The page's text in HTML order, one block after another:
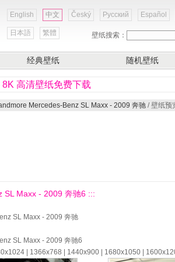
English 中文 Český Русский Español
日本語 繁體 壁纸搜索：
经典壁纸 随机壁纸
高清壁纸免费下载
Mercedes-Benz SL Maxx - 2009 奔驰 / 壁纸预
SL Maxx - 2009 奔驰6 :::
SL Maxx - 2009 奔驰
SL Maxx - 2009 奔驰6
| 1366x768 | 1440x900 | 1680x1050 |